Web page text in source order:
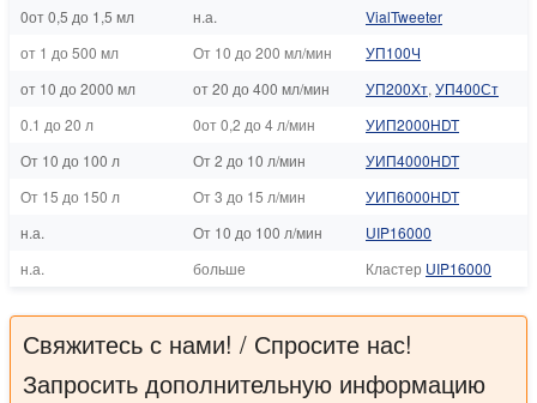
0от 0,5 до 1,5 мл н.а.
VialTweeter
от 1 до 500 мл
От 10 до 200 мл/мин
УП100Ч
от 10 до 2000 мл
от 20 до 400 мл/мин УП200Хт, УП400Ст
0.1 до 20 л
0от 0,2 до 4 л/мин
УИП2000HDT
От 10 до 100 л
От 2 до 10 л/мин
УИП4000HDT
От 15 до 150 л
От 3 до 15 л/мин
УИП6000HDT
н.а.
От 10 до 100 л/мин
UIP16000
н.а.
больше Кластер UIP16000
Свяжитесь с нами! / Спросите нас!
Запросить дополнительную информацию